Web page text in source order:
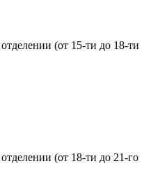
(от 15-ти до 18-ти
(от 18-ти до 21-го